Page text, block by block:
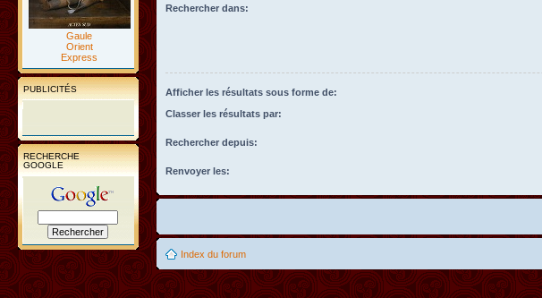
Gaule
Orient
Express
PUBLICITÉS
RECHERCHE
GOOGLE
Rechercher dans:
Afficher les résultats sous forme de:
Classer les résultats par:
Rechercher depuis:
Renvoyer les:
Index du forum